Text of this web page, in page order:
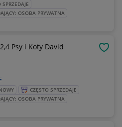
SPRZEDAJE
OSOBA PRYWATNA
Psy i Koty David
CZĘSTO SPRZEDAJE
OSOBA PRYWATNA